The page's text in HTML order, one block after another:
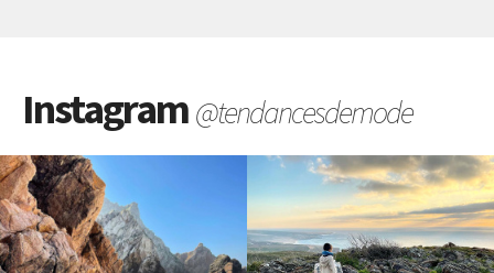
Instagram@tendancesdemode